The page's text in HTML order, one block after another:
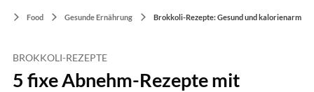
Food Gesunde Ernährung Brokkoli-Rezepte: Gesund und kalorienarm
BROKKOLI-REZEPTE
5 fixe Abnehm-Rezepte mit